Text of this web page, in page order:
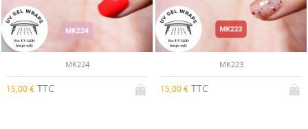
MK224
15,00 € TTC
MK223
15,00 € TTC